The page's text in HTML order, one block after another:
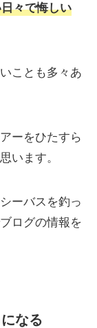
々で悔しい
ことも多々あ
ーをひたすら
います。
ーバスを釣っ
ログの情報を
なる